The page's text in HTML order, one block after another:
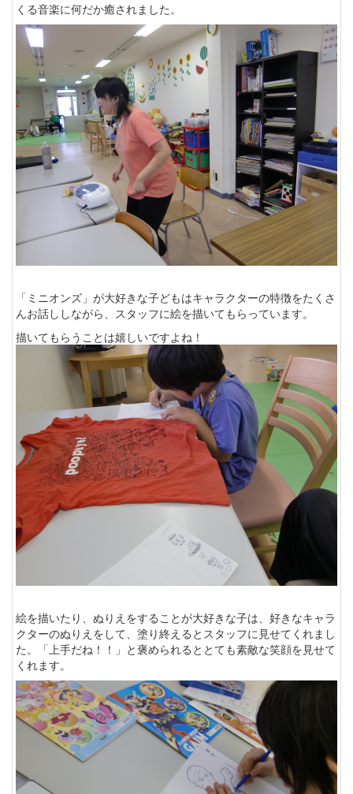
くる音楽に何だか癒されました。
「ミニオンズ」が大好きな子どもはキャラクターの特徴をたくさ
んお話ししながら、スタッフに絵を描いてもらっています。
描いてもらうことは嬉しいですよね！
絵を描いたり、ぬりえをすることが大好きな子は、好きなキャラ
クターのぬりえをして、塗り終えるとスタッフに見せてくれまし
た。「上手だね！！」と褒められるととても素敵な笑顔を見せて
くれます。